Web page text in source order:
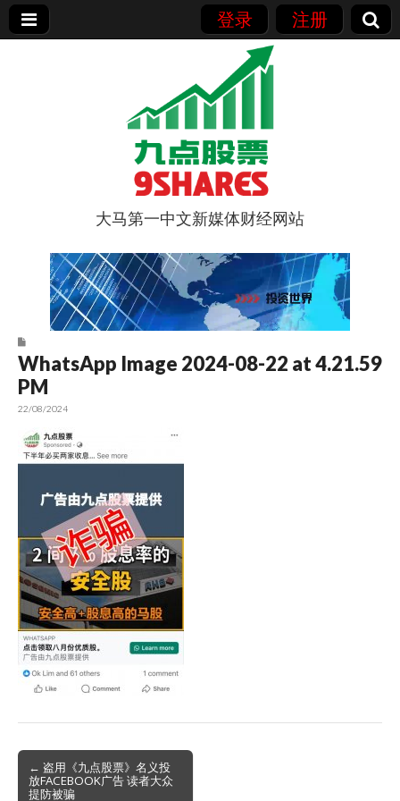
登录 注册
9点股票
大马第一中文新媒体财经网站
WhatsApp Image 2024-08-22 at 4.21.59
PM
22/08/2024
Post
navigation
← 盗用《九点股票》名义投
放FACEBOOK广告 读者大众
提防被骗